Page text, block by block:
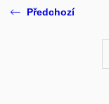
Předchozí